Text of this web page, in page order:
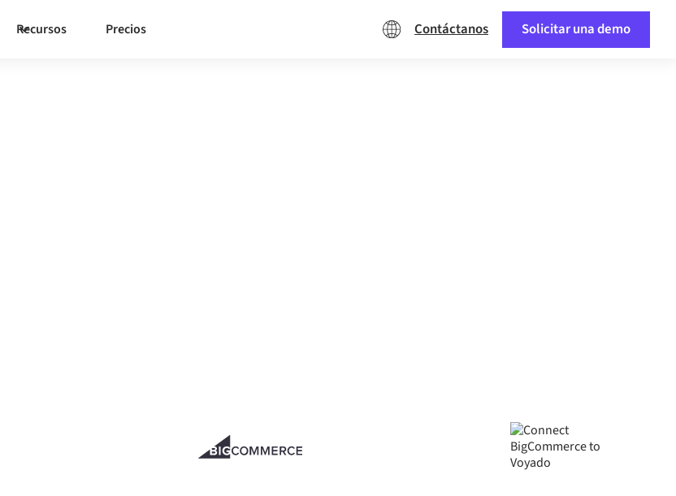
Recursos Precios Contáctanos Solicitar una demo